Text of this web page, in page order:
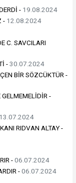
- 19.08.2024
- 12.08.2024
C. SAVCILARI
-30.07.2024
BİR SÖZCÜKTÜR -
-
13.07.2024
RIDVAN ALTAY -
-06.07.2024
-06.07.2024